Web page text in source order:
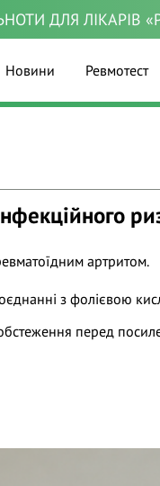
ДЛЯ ЛІКАРІВ
Новини Ревмотест
артритом.
з фолієвою
перед